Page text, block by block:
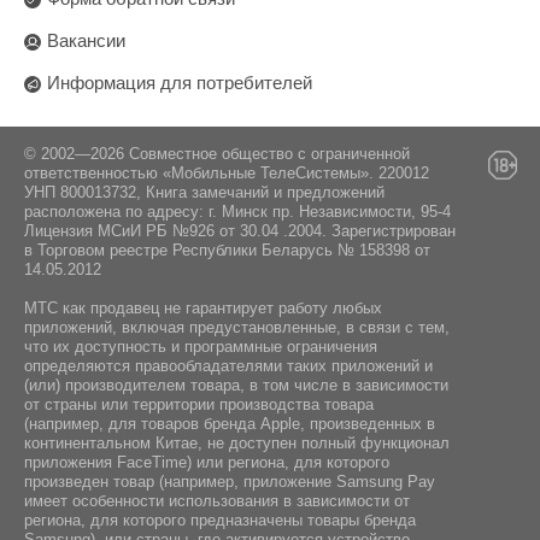
Особенности :
Android 15
Комплектация:
Разрешающая способность экрана:
249 ppi
Разъём для наушников:
5.4
Интерфейс подключения:
USB Type-C
NFC:
Нeт
Да
Гироскоп:
Да
Поставщик:
22аБ 41-2,
Вакансии
Информация для потребителей
© 2002—2026 Совместное общество с ограниченной
ответственностью «Мобильные ТелеСистемы». 220012
УНП 800013732, Книга замечаний и предложений
расположена по адресу: г. Минск пр. Независимости, 95-4
Лицензия МСиИ РБ №926 от 30.04 .2004. Зарегистрирован
в Торговом реестре Республики Беларусь № 158398 от
14.05.2012
МТС как продавец не гарантирует работу любых
приложений, включая предустановленные, в связи с тем,
что их доступность и программные ограничения
определяются правообладателями таких приложений и
(или) производителем товара, в том числе в зависимости
от страны или территории производства товара
(например, для товаров бренда Apple, произведенных в
континентальном Китае, не доступен полный функционал
приложения FaceTime) или региона, для которого
произведен товар (например, приложение Samsung Pay
имеет особенности использования в зависимости от
региона, для которого предназначены товары бренда